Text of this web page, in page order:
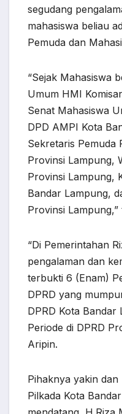
segudang
mahasiswa beliau
Pemuda dan
“Sejak Mahasiswa
Umum HMI
Senat Mahasiswa
DPD AMPI Kota
Sekretaris Pemuda
Provinsi Lampung,
Provinsi Lampung,
Bandar Lampung,
Provinsi
“Di Pemerintahan
pengalaman dan
terbukti 6 (Enam)
DPRD yang
DPRD Kota Bandar
Periode di DPRD
Aripin.
Pihaknya yakin
Pilkada Kota